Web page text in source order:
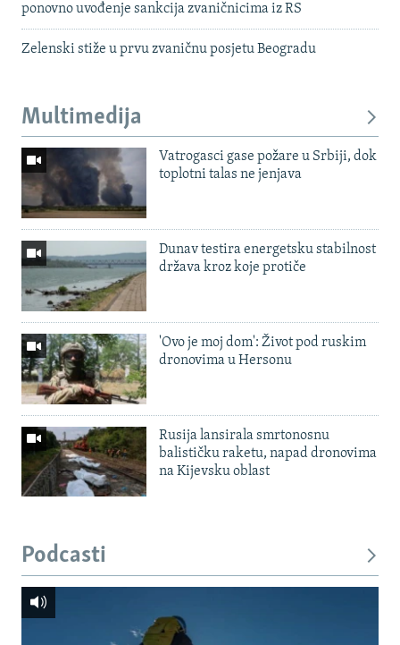
ponovno uvođenje sankcija zvaničnicima iz RS
Zelenski stiže u prvu zvaničnu posjetu Beogradu
Multimedija
Vatrogasci gase požare u Srbiji, dok
toplotni talas ne jenjava
Dunav testira energetsku stabilnost
država kroz koje protiče
'Ovo je moj dom': Život pod ruskim
dronovima u Hersonu
Rusija lansirala smrtonosnu
balističku raketu, napad dronovima
na Kijevsku oblast
Podcasti